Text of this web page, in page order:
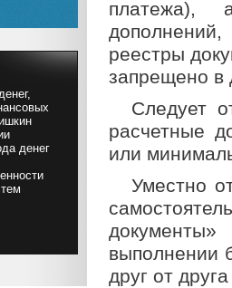
платежа),
реестры
запрещено в
Следует
расчетные
или
Уместно
выполнении
друг от
денег